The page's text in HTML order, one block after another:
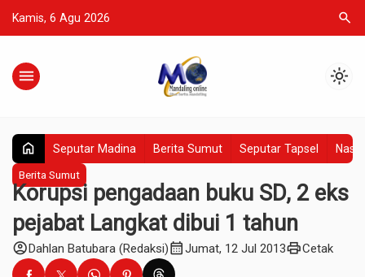
Kamis, 6 Agu 2026 search
menu light_mode
home Seputar Madina Berita Sumut Seputar Tapsel
Berita Sumut
Korupsi pengadaan buku SD, 2 eks
pejabat Langkat dibui 1 tahun
account_circleDahlan Batubara (Redaksi)calendar_monthJumat, 12 Jul 2013printCetak